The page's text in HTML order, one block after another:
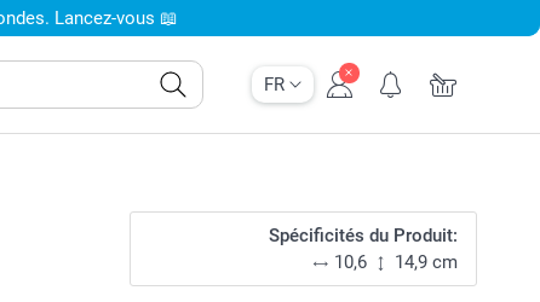
FR
Lancez-vous 📖
Spécificités du Produit:
10,6
14,9 cm